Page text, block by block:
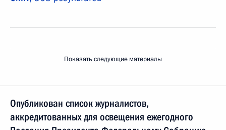
Показать следующие материалы
Опубликован список журналистов,
аккредитованных для освещения ежегодного